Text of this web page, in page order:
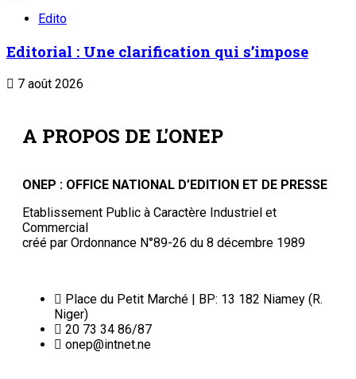
Edito
Editorial : Une clarification qui s’impose
7 août 2026
A PROPOS DE L'ONEP
ONEP : OFFICE NATIONAL D’EDITION ET DE PRESSE
Etablissement Public à Caractère Industriel et
Commercial
créé par Ordonnance N°89-26 du 8 décembre 1989
Place du Petit Marché | BP: 13 182 Niamey (R.
Niger)
20 73 34 86/87
onep@intnet.ne